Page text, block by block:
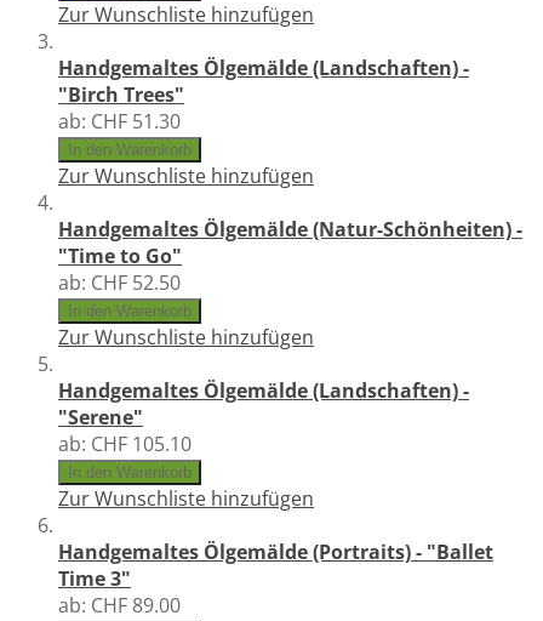
Zur Wunschliste hinzufügen
Handgemaltes Ölgemälde (Landschaften) -
"Birch Trees"
ab: CHF 51.30
In den Warenkorb
Zur Wunschliste hinzufügen
Handgemaltes Ölgemälde (Natur-Schönheiten) -
"Time to Go"
ab: CHF 52.50
In den Warenkorb
Zur Wunschliste hinzufügen
Handgemaltes Ölgemälde (Landschaften) -
"Serene"
ab: CHF 105.10
In den Warenkorb
Zur Wunschliste hinzufügen
Handgemaltes Ölgemälde (Portraits) - "Ballet
Time 3"
ab: CHF 89.00